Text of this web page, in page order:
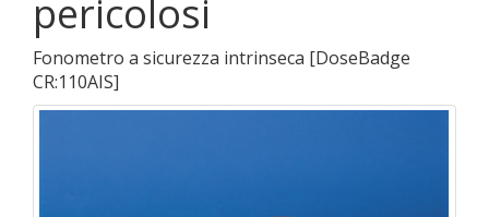
pericolosi
Fonometro a sicurezza intrinseca [DoseBadge
CR:110AIS]